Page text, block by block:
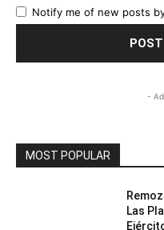
Notify me of new posts
-
MOST POPULAR
Las